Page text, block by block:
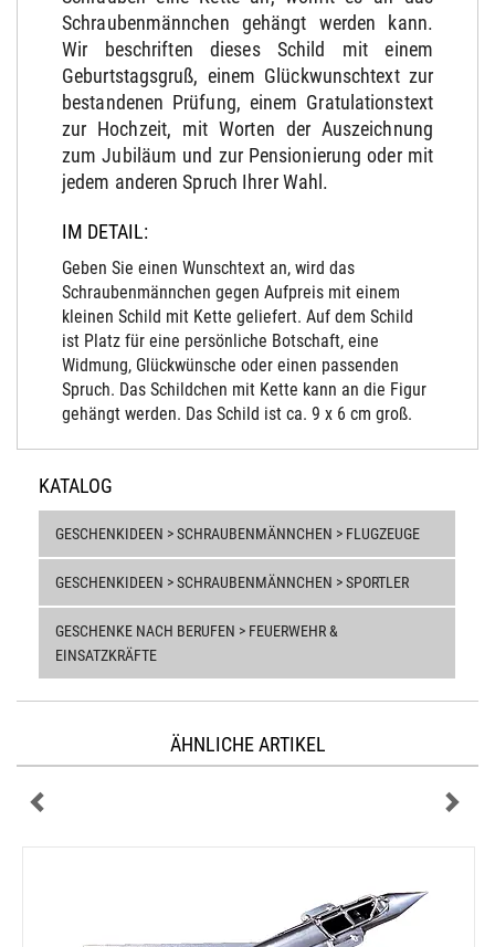
Schraubenmännchen gehängt werden kann.
Wir beschriften dieses Schild mit einem
Geburtstagsgruß, einem Glückwunschtext zur
bestandenen Prüfung, einem Gratulationstext
zur Hochzeit, mit Worten der Auszeichnung
zum Jubiläum und zur Pensionierung oder mit
jedem anderen Spruch Ihrer Wahl.
IM DETAIL:
Geben Sie einen Wunschtext an, wird das
Schraubenmännchen gegen Aufpreis mit einem
kleinen Schild mit Kette geliefert. Auf dem Schild
ist Platz für eine persönliche Botschaft, eine
Widmung, Glückwünsche oder einen passenden
Spruch. Das Schildchen mit Kette kann an die Figur
gehängt werden. Das Schild ist ca. 9 x 6 cm groß.
KATALOG
GESCHENKIDEEN > SCHRAUBENMÄNNCHEN > FLUGZEUGE
GESCHENKIDEEN > SCHRAUBENMÄNNCHEN > SPORTLER
GESCHENKE NACH BERUFEN > FEUERWEHR &
EINSATZKRÄFTE
ÄHNLICHE ARTIKEL